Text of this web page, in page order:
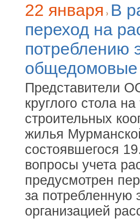
22 января В
переход на
потреблению
Представители
круглого стола
строительных
жилья
состоявшегося
вопросы учета
предусмотрен
за потребленную
организацией